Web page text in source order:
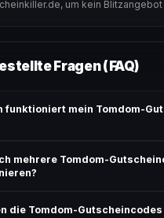
um kein
Fragen (FAQ)
funktioniert mein Tomdom-
ob der Code nicht für bereits
Bedingungen findest du unter
mehrere Tomdom-
Die Kombination mehrerer
die Tomdom-